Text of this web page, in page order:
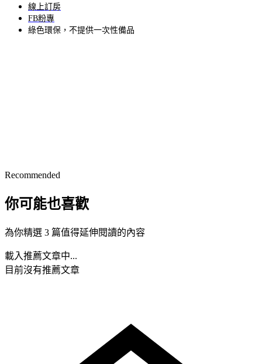
線上訂房
FB粉專
綠色環保，不提供一次性備品
Recommended
你可能也喜歡
為你精選 3 篇值得延伸閱讀的內容
載入推薦文章中...
目前沒有推薦文章